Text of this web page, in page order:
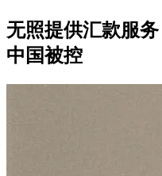
无照提供汇款服
中国被控